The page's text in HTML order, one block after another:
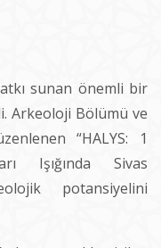
sunan önemli bir
Arkeoloji Bölümü ve
“HALYS: 1
Işığında Sivas
potansiyelini